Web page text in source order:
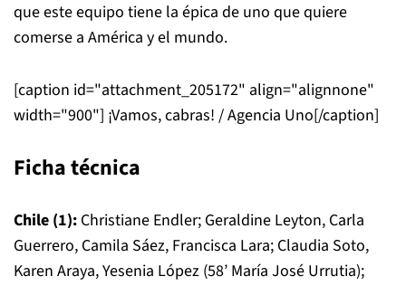
que este equipo tiene la épica de uno que quiere
comerse a América y el mundo.
[caption id="attachment_205172" align="alignnone"
width="900"] ¡Vamos, cabras! / Agencia Uno[/caption]
Ficha técnica
Chile (1): Christiane Endler; Geraldine Leyton, Carla
Guerrero, Camila Sáez, Francisca Lara; Claudia Soto,
Karen Araya, Yesenia López (58’ María José Urrutia);